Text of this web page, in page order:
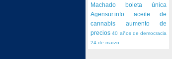
Machado boleta única
Agensur.info aceite de
cannabis aumento de
precios40 años de democracia
24 de marzo